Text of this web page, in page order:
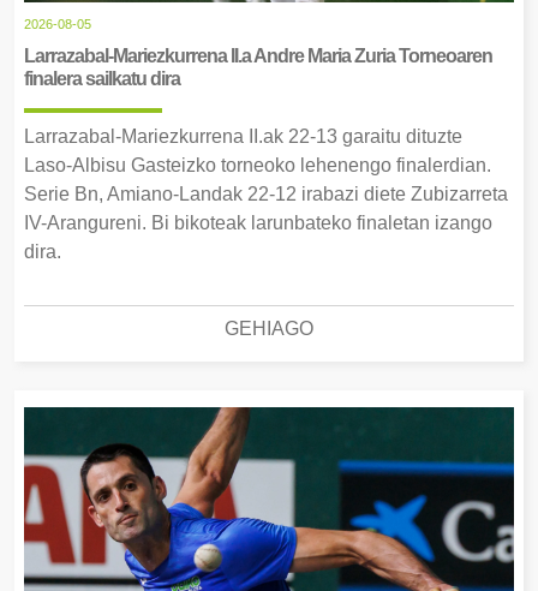
2026-08-05
Larrazabal-Mariezkurrena II.a Andre Maria Zuria Torneoaren
finalera sailkatu dira
Larrazabal-Mariezkurrena II.ak 22-13 garaitu dituzte
Laso-Albisu Gasteizko torneoko lehenengo finalerdian.
Serie Bn, Amiano-Landak 22-12 irabazi diete Zubizarreta
IV-Arangureni. Bi bikoteak larunbateko finaletan izango
dira.
GEHIAGO